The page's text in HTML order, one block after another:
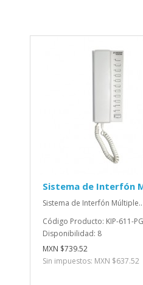
Sistema de Interfón
Sistema de Interfón Múltiple..
Código Producto: KIP-611-PG
Disponibilidad: 8
MXN $739.52
Sin impuestos: MXN $637.52